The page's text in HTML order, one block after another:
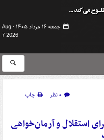
جمعه ۱۶ مرداد ۱۴۰۵ -
Aug
7 2026
۰ نظر
چاپ
استقلال و آرمان‌خواهی